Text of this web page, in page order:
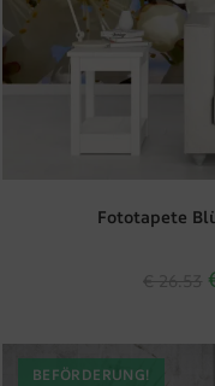
Fototapete
BEFÖRDERUNG!